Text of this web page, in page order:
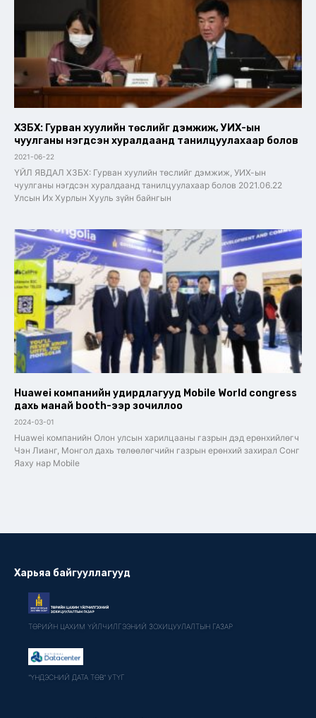
ХЗБХ: Гурван хуулийн төслийг дэмжиж, УИХ-ын
чуулганы нэгдсэн хуралдаанд танилцуулахаар болов
2021-06-22
ҮЙЛ ЯВДАЛ ХЗБХ: Гурван хуулийн төслийг дэмжиж, УИХ-ын
чуулганы нэгдсэн хуралдаанд танилцуулахаар болов 2021.06.22
Улсын Их Хурлын Хууль зүйн байнгын
Huawei компанийн удирдлагууд Mobile World congress
дахь манай booth-ээр зочиллоо
2024-03-01
Huawei компанийн Олон улсын харилцааны газрын дэд ерөнхийлөгч
Чэн Лианг, Монгол дахь төлөөлөгчийн газрын ерөнхий захирал Сонг
Яаху нар Mobile
Харьяа байгууллагууд
ТӨРИЙН ЦАХИМ ҮЙЛЧИЛГЭЭНИЙ ЗОХИЦУУЛАЛТЫН ГАЗАР
"ҮНДЭСНИЙ ДАТА ТӨВ" УТҮГ